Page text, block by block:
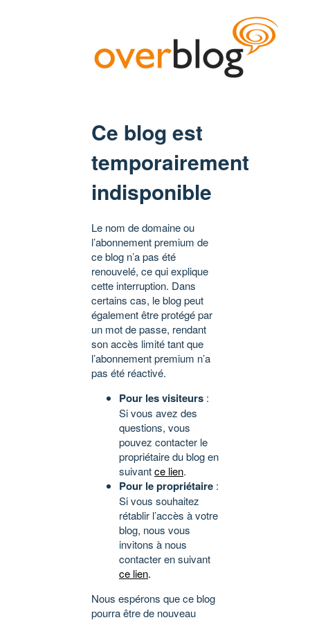
Ce blog est
temporairement
indisponible
Le nom de domaine ou
l’abonnement premium de
ce blog n’a pas été
renouvelé, ce qui explique
cette interruption. Dans
certains cas, le blog peut
également être protégé par
un mot de passe, rendant
son accès limité tant que
l’abonnement premium n’a
pas été réactivé.
Pour les visiteurs :
Si vous avez des
questions, vous
pouvez contacter le
propriétaire du blog en
suivantce lien.
Pour le propriétaire :
Si vous souhaitez
rétablir l’accès à votre
blog, nous vous
invitons à nous
contacter en suivant
ce lien.
Nous espérons que ce blog
pourra être de nouveau